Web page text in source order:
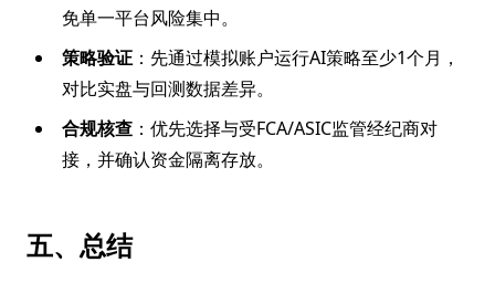
免单一平台风险集中。
策略验证 ：先通过模拟账户运行AI策略至少1个月，
对比实盘与回测数据差异。
合规核查 ：优先选择与受FCA/ASIC监管经纪商对
接，并确认资金隔离存放。
五、总结